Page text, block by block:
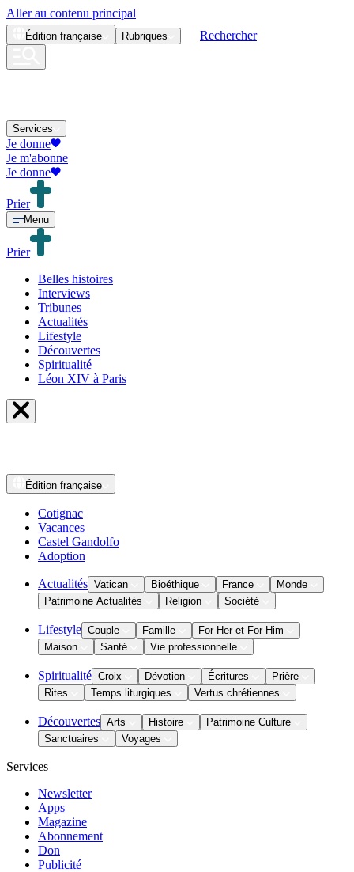
Aller au contenu principal
Édition française Rubriques Rechercher
Services
Je donne
Je m'abonne
Je donne
Prier
Menu
Prier
Belles histoires
Interviews
Tribunes
Actualités
Lifestyle
Découvertes
Spiritualité
Léon XIV à Paris
Édition française
Cotignac
Vacances
Castel Gandolfo
Adoption
Actualités Vatican Bioéthique France
Monde
Patrimoine Actualités
Religion Société
Lifestyle Couple Famille
For Her et For Him
Maison
Santé Vie professionnelle
Spiritualité Croix Dévotion Écritures
Prière
Rites
Temps liturgiques Vertus chrétiennes
Découvertes Arts Histoire
Patrimoine Culture
Sanctuaires
Voyages
Services
Newsletter
Apps
Magazine
Abonnement
Don
Publicité